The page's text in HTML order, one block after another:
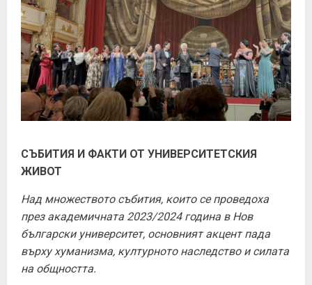
СЪБИТИЯ И ФАКТИ ОТ УНИВЕРСИТЕТСКИЯ
ЖИВОТ
Над множеството събития, които се проведоха
през академичната 2023/2024 година в Нов
български университет, основният акцент пада
върху хуманизма, културното наследство и силата
на общността.